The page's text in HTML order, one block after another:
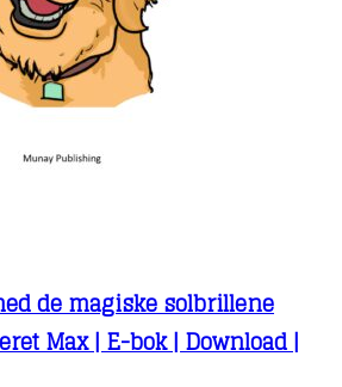
de magiske solbrillene
Max | E-bok | Download |